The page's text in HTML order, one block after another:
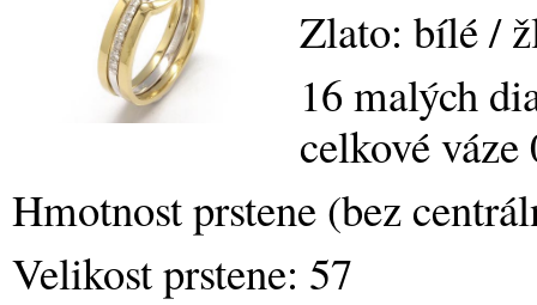
Zlato: bílé /
16 malých
celkové váze
Hmotnost prstene (bez
Velikost prstene: 57